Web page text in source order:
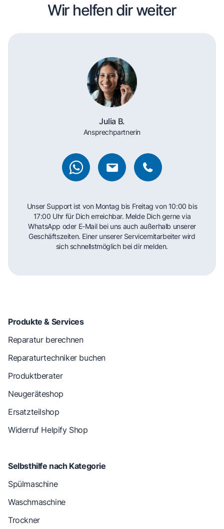
Wir helfen dir weiter
Julia B.
Ansprechpartnerin
Unser Support ist von Montag bis Freitag von 10:00 bis
17:00 Uhr für Dich erreichbar. Melde Dich gerne via
WhatsApp oder E-Mail bei uns auch außerhalb unserer
Geschäftszeiten. Einer unserer Servicemitarbeiter wird
sich schnellstmöglich bei dir melden.
Produkte & Services
Reparatur berechnen
Reparaturtechniker buchen
Produktberater
Neugeräteshop
Ersatzteilshop
Widerruf Helpify Shop
Selbsthilfe nach Kategorie
Spülmaschine
Waschmaschine
Trockner